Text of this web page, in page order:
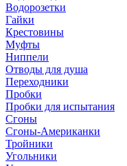
Водорозетки
Гайки
Крестовины
Муфты
Ниппели
Отводы для душа
Переходники
Пробки
Пробки для испытания
Сгоны
Сгоны-Американки
Тройники
Угольники